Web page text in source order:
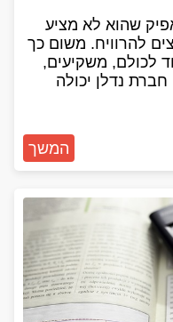
שהוא לא מציע
להרוויח. משום כך
לכולם, משקיעים,
חברת נדלן יכולה
המשך